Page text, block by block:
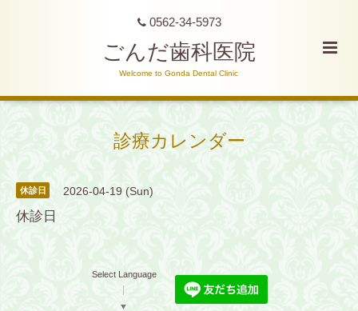
0562-34-5973
ごんだ歯科医院
Welcome to Gonda Dental Clinic
診療カレンダー
休診日 2026-04-19 (Sun)
休診日
Select Language
▼